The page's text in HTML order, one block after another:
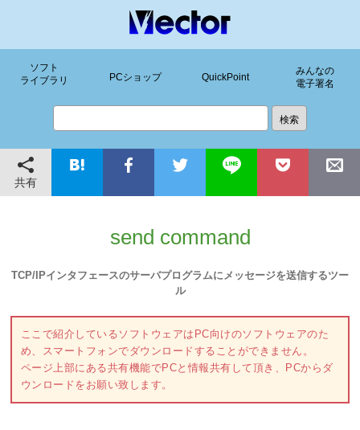
ソフト
ライブラリ
PCショップ QuickPoint
みんなの
電子署名
共有
send command
TCP/IPインタフェースのサーバプログラムにメッセージを送信するツー
ル
ここで紹介しているソフトウェアはPC向けのソフトウェアのた
め、スマートフォンでダウンロードすることができません。
ページ上部にある共有機能でPCと情報共有して頂き、PCからダ
ウンロードをお願い致します。